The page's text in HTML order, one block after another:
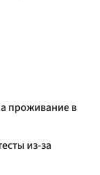
проживание в
из-за